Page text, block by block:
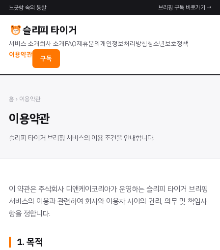
느긋함 속의 통찰 브리핑 구독 바로가기 →
슬리피 타이거
서비스 소개회사 소개FAQ제휴문의개인정보처리방침청소년보호정책
이용약관
구독
홈 › 이용약관
이용약관
슬리피 타이거 브리핑 서비스의 이용 조건을 안내합니다.
이 약관은 주식회사 디앤케이코리아가 운영하는 슬리피 타이거 브리핑
서비스의 이용과 관련하여 회사와 이용자 사이의 권리, 의무 및 책임사
항을 정합니다.
1. 목적